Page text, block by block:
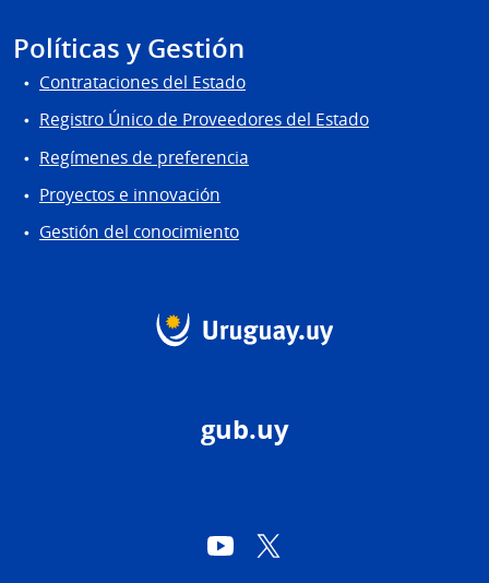
Políticas y Gestión
Contrataciones del Estado
Registro Único de Proveedores del Estado
Regímenes de preferencia
Proyectos e innovación
Gestión del conocimiento
gub.uy
YouTube